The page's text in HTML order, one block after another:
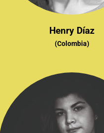
Henry Díaz
(Colombia)